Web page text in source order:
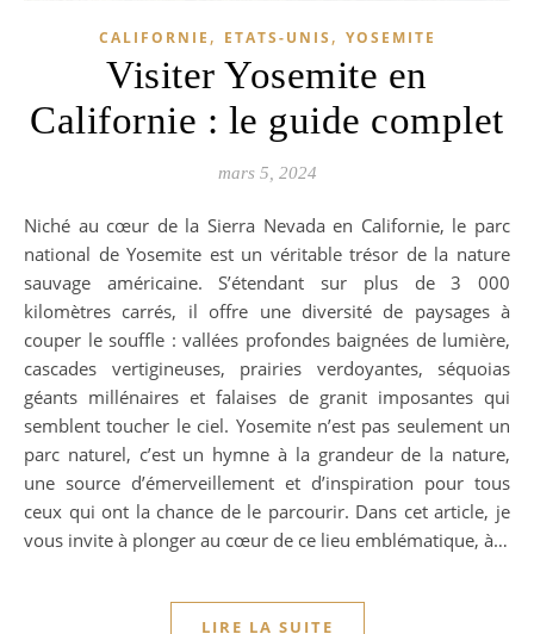
CALIFORNIE , ETATS-UNIS , YOSEMITE
Visiter Yosemite en
Californie : le guide complet
mars 5, 2024
Niché au cœur de la Sierra Nevada en Californie, le parc
national de Yosemite est un véritable trésor de la nature
sauvage américaine. S’étendant sur plus de 3 000
kilomètres carrés, il offre une diversité de paysages à
couper le souffle : vallées profondes baignées de lumière,
cascades vertigineuses, prairies verdoyantes, séquoias
géants millénaires et falaises de granit imposantes qui
semblent toucher le ciel. Yosemite n’est pas seulement un
parc naturel, c’est un hymne à la grandeur de la nature,
une source d’émerveillement et d’inspiration pour tous
ceux qui ont la chance de le parcourir. Dans cet article, je
vous invite à plonger au cœur de ce lieu emblématique, à…
LIRE LA SUITE